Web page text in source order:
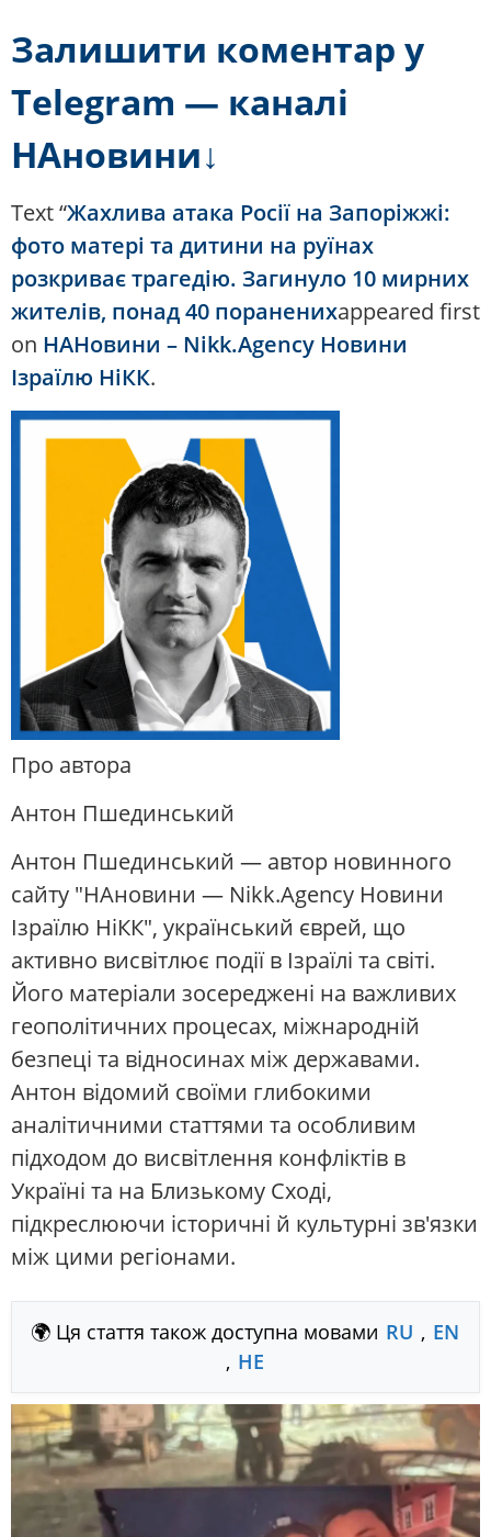
Залишити коментар у
Telegram — каналі
НАновини↓
Text “Жахлива атака Росії на Запоріжжі:
фото матері та дитини на руїнах
розкриває трагедію. Загинуло 10 мирних
жителів, понад 40 пораненихappeared first
on НАНовини – Nikk.Agency Новини
Ізраїлю НіКК.
Про автора
Антон Пшединський
Антон Пшединський — автор новинного
сайту "НАновини — Nikk.Agency Новини
Ізраїлю НіКК", український єврей, що
активно висвітлює події в Ізраїлі та світі.
Його матеріали зосереджені на важливих
геополітичних процесах, міжнародній
безпеці та відносинах між державами.
Антон відомий своїми глибокими
аналітичними статтями та особливим
підходом до висвітлення конфліктів в
Україні та на Близькому Сході,
підкреслюючи історичні й культурні зв'язки
між цими регіонами.
🌍 Ця стаття також доступна мовами RU , EN
, HE